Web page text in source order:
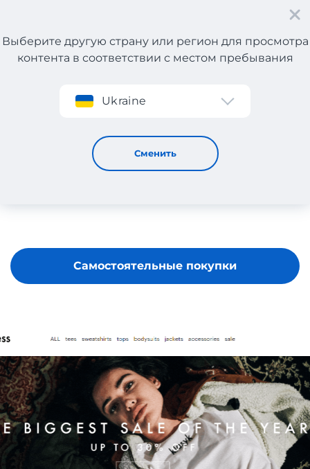
Регистрация
Выберите другую страну или регион для просмотра
контента в соответствии с местом пребывания
Ukraine
Сменить
SHAMELESS LIFE
Самостоятельные покупки